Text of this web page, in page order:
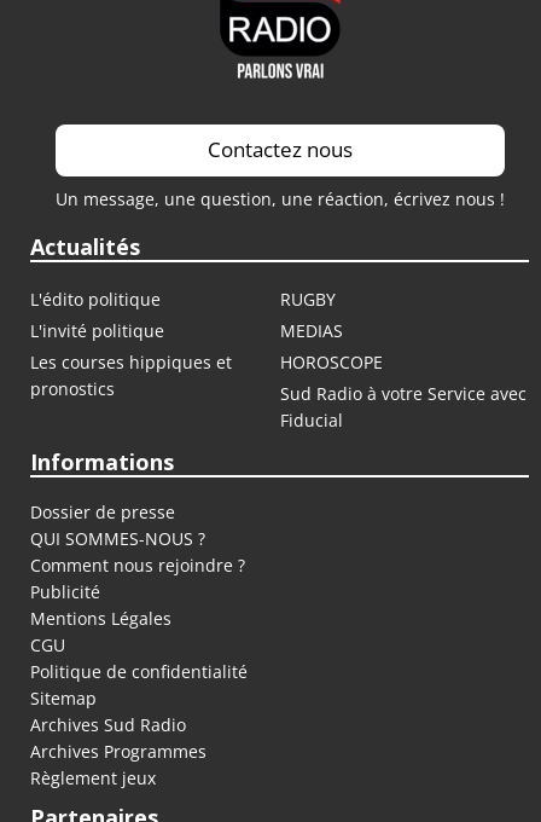
Contactez nous
Un message, une question, une réaction, écrivez nous !
Actualités
L'édito politique
RUGBY
L'invité politique
MEDIAS
Les courses hippiques et
pronostics
HOROSCOPE
Sud Radio à votre Service avec
Fiducial
Informations
Dossier de presse
QUI SOMMES-NOUS ?
Comment nous rejoindre ?
Publicité
Mentions Légales
CGU
Politique de confidentialité
Sitemap
Archives Sud Radio
Archives Programmes
Règlement jeux